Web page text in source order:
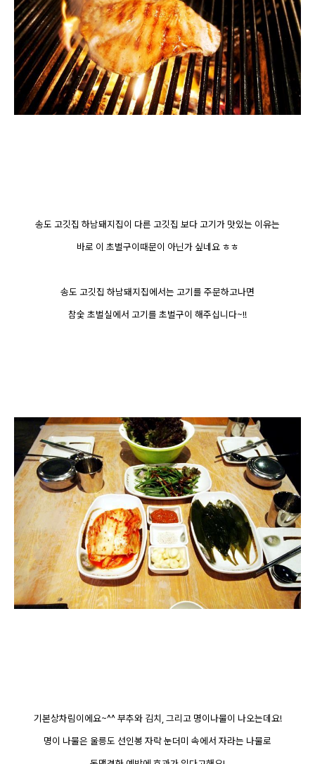
송도 고깃집 하남돼지집이 다른 고깃집 보다 고기가 맛있는 이유는
바로 이 초벌구이때문이 아닌가 싶네요 ㅎㅎ
송도 고깃집 하남돼지집에서는 고기를 주문하고나면
참숯 초벌실에서 고기를 초벌구이 해주십니다~!!
기본상차림이에요~^^ 부추와 김치, 그리고 명이나물이 나오는데요!
명이 나물은 울릉도 선인봉 자락 눈더미 속에서 자라는 나물로